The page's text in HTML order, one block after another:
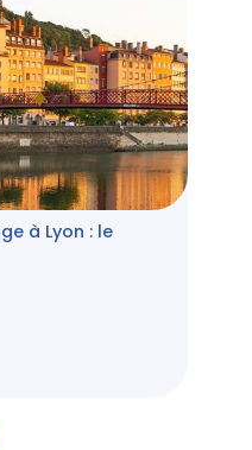
à Lyon : le